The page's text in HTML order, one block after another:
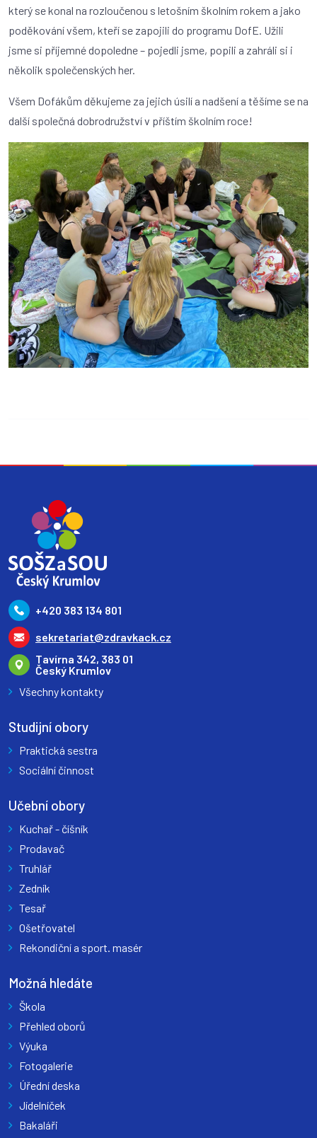
který se konal na rozloučenou s letošním školním rokem a jako
poděkování všem, kteří se zapojili do programu DofE. Užili
jsme si příjemné dopoledne – pojedli jsme, popili a zahráli si i
několik společenských her.
Všem Dofákům děkujeme za jejich úsilí a nadšení a těšíme se na
další společná dobrodružství v příštím školním roce!
+420 383 134 801
sekretariat@zdravkack.cz
Tavírna 342, 383 01
Český Krumlov
Všechny kontakty
Studijní obory
Praktická sestra
Sociální činnost
Učební obory
Kuchař - číšník
Prodavač
Truhlář
Zedník
Tesař
Ošetřovatel
Rekondiční a sport. masér
Možná hledáte
Škola
Přehled oborů
Výuka
Fotogalerie
Úřední deska
Jídelníček
Bakaláři